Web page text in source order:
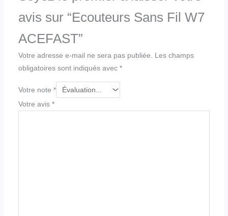
avis sur “Ecouteurs Sans Fil W7
ACEFAST”
Votre adresse e-mail ne sera pas publiée.
Les champs
obligatoires sont indiqués avec *
Votre note *
Votre avis *